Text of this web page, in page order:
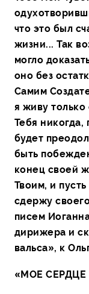
что это был
жизни... Так
могло
оно без
Самим
я живу
Тебя
будет
быть
конец своей
Твоим, и
сдержу
писем
дирижера и
вальса», к
«МОЕ